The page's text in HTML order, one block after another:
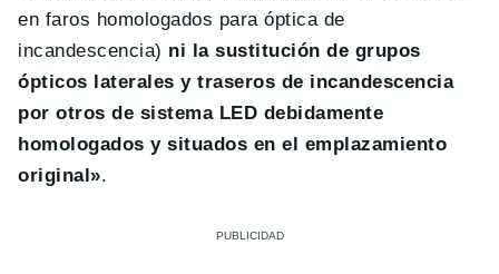
en faros homologados para óptica de
incandescencia) ni la sustitución de grupos
ópticos laterales y traseros de incandescencia
por otros de sistema LED debidamente
homologados y situados en el emplazamiento
original».